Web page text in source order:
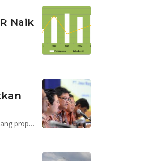
Naik
Dua paket kebijakan ekonomi ini sangat baik untuk perusahaan yang bergerak di bidang properti dan infrastruktur.